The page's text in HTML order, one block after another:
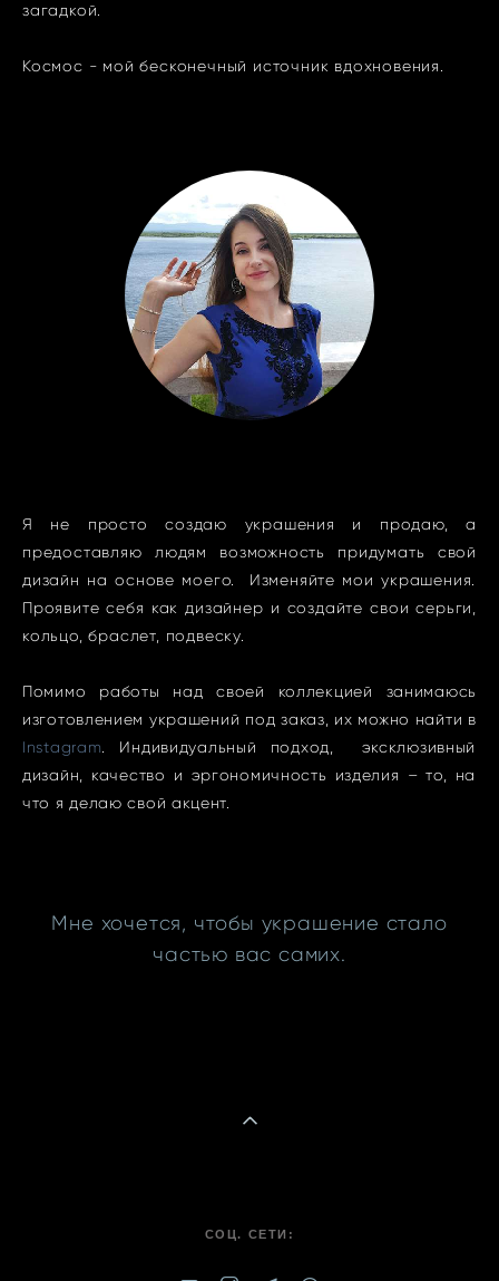
загадкой.
Космос - мой бесконечный источник вдохновения.
Я не просто создаю украшения и продаю, а
предоставляю людям возможность придумать свой
дизайн на основе моего. Изменяйте мои украшения.
Проявите себя как дизайнер и создайте свои серьги,
кольцо, браслет, подвеску.
Помимо работы над своей коллекцией занимаюсь
изготовлением украшений под заказ, их можно найти в
Instagram. Индивидуальный подход, эксклюзивный
дизайн, качество и эргономичность изделия – то, на
что я делаю свой акцент.
Мне хочется, чтобы украшение стало
частью вас самих.
СОЦ. СЕТИ: